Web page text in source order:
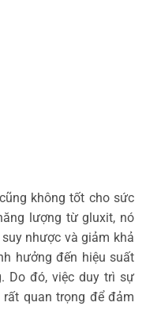
không tốt cho sức
lượng từ gluxit, nó
nhược và giảm khả
hưởng đến hiệu suất
Do đó, việc duy trì sự
quan trọng để đảm